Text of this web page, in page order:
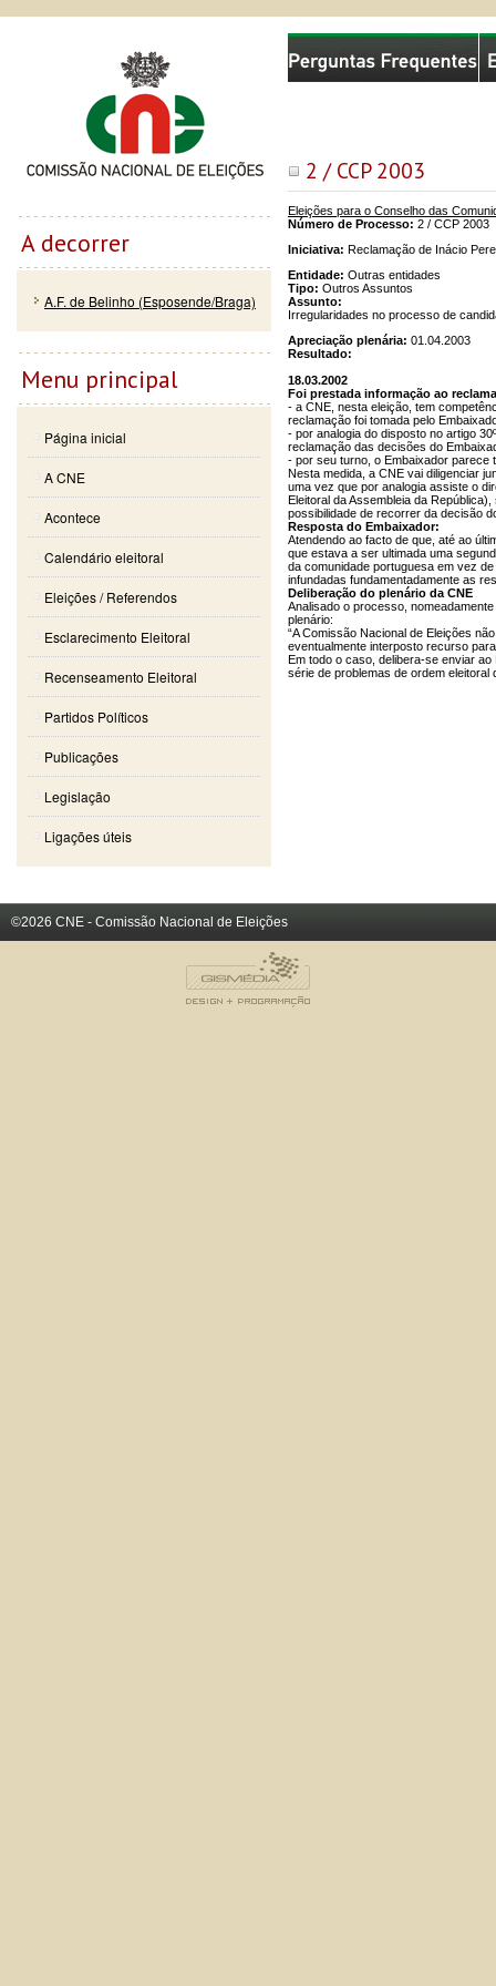
2 / CCP 2003
Eleições para o Conselho das
Número de Processo: 2 / CCP 2003
Iniciativa: Reclamação de Inácio
Entidade: Outras entidades
Tipo: Outros Assuntos
Assunto:
Irregularidades no processo de
Apreciação plenária: 01.04.2003
Resultado:
18.03.2002
Foi prestada informação ao
- a CNE, nesta eleição, tem
reclamação foi tomada pelo
- por analogia do disposto no artigo
reclamação das decisões do
- por seu turno, o Embaixador parece
Nesta medida, a CNE vai diligenciar
uma vez que por analogia assiste o
Eleitoral da Assembleia da
possibilidade de recorrer da decisão
Resposta do Embaixador:
Atendendo ao facto de que, até ao
que estava a ser ultimada uma
da comunidade portuguesa em vez
infundadas fundamentadamente as
Deliberação do plenário da CNE
Analisado o processo,
plenário:
“A Comissão Nacional de Eleições
eventualmente interposto recurso
Em todo o caso, delibera-se enviar
série de problemas de ordem
Comissão Nacional de Eleições
A decorrer
A.F. de Belinho (Esposende/Braga)
Menu principal
Página inicial
A CNE
Acontece
Calendário eleitoral
Eleições / Referendos
Esclarecimento Eleitoral
Recenseamento Eleitoral
Partidos Políticos
Publicações
Legislação
Ligações úteis
©2026 CNE - Comissão Nacional de Eleições